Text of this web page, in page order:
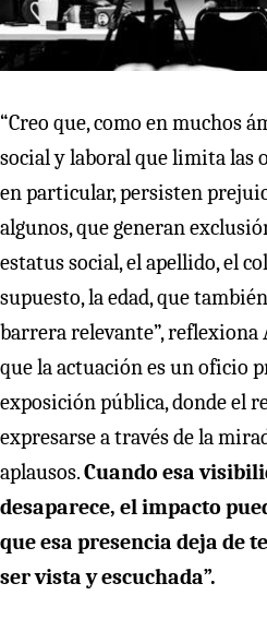
“Creo que, como en muchos
social y laboral que limita las
en particular, persisten
algunos, que generan
estatus social, el apellido, el
supuesto, la edad, que
barrera relevante”, reflexiona
que la actuación es un oficio
exposición pública, donde el
expresarse a través de la
aplausos.Cuando esa
desaparece, el impacto
que esa presencia deja de
ser vista y escuchada”.